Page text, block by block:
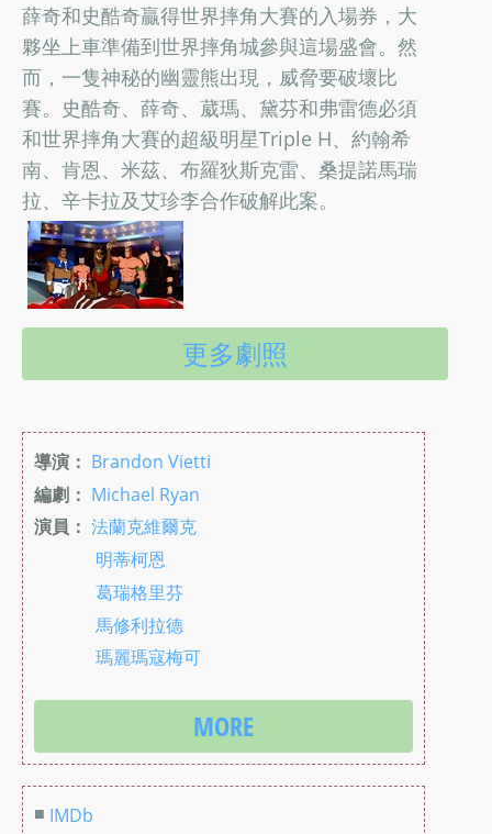
薛奇和史酷奇贏得世界摔角大賽的入場券，大
夥坐上車準備到世界摔角城參與這場盛會。然
而，一隻神秘的幽靈熊出現，威脅要破壞比
賽。史酷奇、薛奇、葳瑪、黛芬和弗雷德必須
和世界摔角大賽的超級明星Triple H、約翰希
南、肯恩、米茲、布羅狄斯克雷、桑提諾馬瑞
拉、辛卡拉及艾珍李合作破解此案。
更多劇照
導演： Brandon Vietti
編劇： Michael Ryan
演員： 法蘭克維爾克
明蒂柯恩
葛瑞格里芬
馬修利拉德
瑪麗瑪寇梅可
MORE
■ IMDb